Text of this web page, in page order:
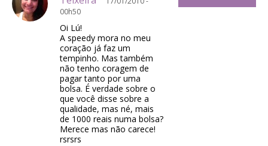
00h50
Oi Lú!
A speedy mora no meu
coração já faz um
tempinho. Mas também
não tenho coragem de
pagar tanto por uma
bolsa. É verdade sobre o
que você disse sobre a
qualidade, mas né, mais
de 1000 reais numa bolsa?
Merece mas não carece!
rsrsrs